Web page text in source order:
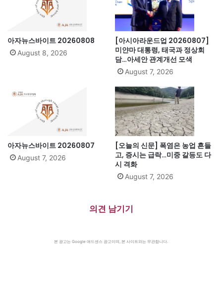
아자뉴스바이트 20260808
August 8, 2026
[아시아라운드업 20260807]
미얀마 대통령, 태국과 정상회
담…아세안 관계개선 모색
August 7, 2026
아자뉴스바이트 20260807
August 7, 2026
[오늘의 신문] 폭염은 농업 흔들
고, 증시는 급락…미중 갈등도 다
시 격화
August 7, 2026
의견 남기기
본 광고는 Google 애드센스 광고이며, 본 사이트와는 무관합니다.